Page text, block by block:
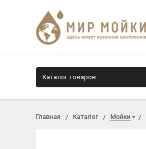
Каталог товаров
Главная Каталог Мойки